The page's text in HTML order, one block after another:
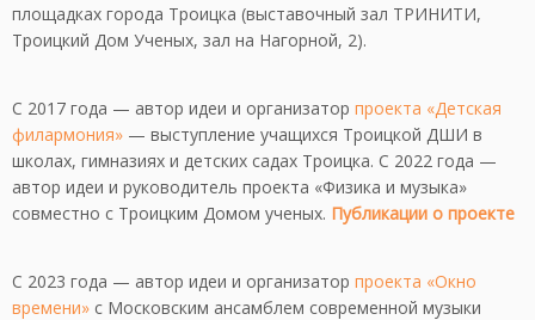
площадках города Троицка (выставочный зал ТРИНИТИ,
Троицкий Дом Ученых, зал на Нагорной, 2).
С 2017 года — автор идеи и организатор проекта «Детская
филармония» — выступление учащихся Троицкой ДШИ в
школах, гимназиях и детских садах Троицка. С 2022 года —
автор идеи и руководитель проекта «Физика и музыка»
совместно с Троицким Домом ученых. Публикации о проекте
С 2023 года — автор идеи и организатор проекта «Окно
времени» с Московским ансамблем современной музыки